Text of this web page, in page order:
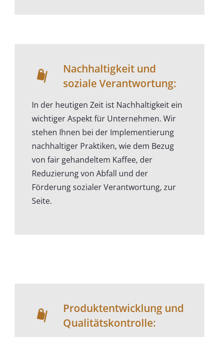
Nachhaltigkeit und
soziale Verantwortung:
In der heutigen Zeit ist Nachhaltigkeit ein
wichtiger Aspekt für Unternehmen. Wir
stehen Ihnen bei der Implementierung
nachhaltiger Praktiken, wie dem Bezug
von fair gehandeltem Kaffee, der
Reduzierung von Abfall und der
Förderung sozialer Verantwortung, zur
Seite.
Produktentwicklung und
Qualitätskontrolle: